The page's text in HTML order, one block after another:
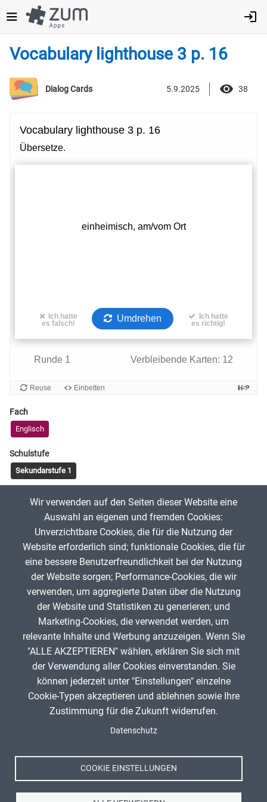
zum
Inhalt
Vocabulary lighthouse 3 p. 16
Dialog Cards 5.9.2025 38
Fach
Englisch
Schulstufe
Sekundarstufe 1
vocabulary
5. September 2025
App melden
ANZEIGE
Spenden
Impressum
Wir verwenden auf den Seiten dieser Website eine
Auswahl an eigenen und fremden Cookies:
Unverzichtbare Cookies, die für die Nutzung der
Website erforderlich sind; funktionale Cookies, die für
eine bessere Benutzerfreundlichkeit bei der Nutzung
der Website sorgen; Performance-Cookies, die wir
verwenden, um aggregierte Daten über die Nutzung
der Website und Statistiken zu generieren; und
Marketing-Cookies, die verwendet werden, um
relevante Inhalte und Werbung anzuzeigen. Wenn Sie
"ALLE AKZEPTIEREN" wählen, erklären Sie sich mit
der Verwendung aller Cookies einverstanden. Sie
können jederzeit unter "Einstellungen" einzelne
Cookie-Typen akzeptieren und ablehnen sowie Ihre
Zustimmung für die Zukunft widerrufen.
Datenschutz
COOKIE EINSTELLUNGEN